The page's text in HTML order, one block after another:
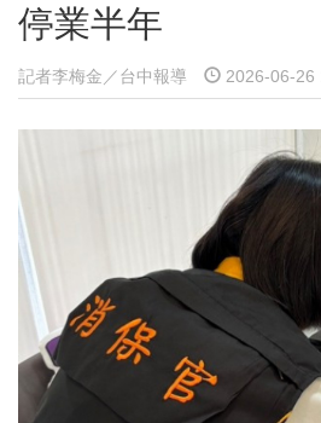
停業半年
記者李梅金／台中報導 2026-06-26